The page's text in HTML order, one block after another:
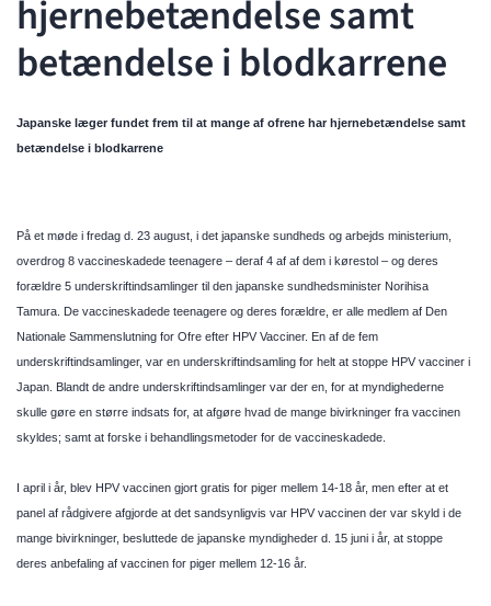
hjernebetændelse samt
betændelse i blodkarrene
Japanske læger fundet frem til at mange af ofrene har hjernebetændelse samt
betændelse i blodkarrene
På et møde i fredag d. 23 august, i det japanske sundheds og arbejds ministerium,
overdrog 8 vaccineskadede teenagere – deraf 4 af af dem i kørestol – og deres
forældre 5 underskriftindsamlinger til den japanske sundhedsminister Norihisa
Tamura. De vaccineskadede teenagere og deres forældre, er alle medlem af Den
Nationale Sammenslutning for Ofre efter HPV Vacciner. En af de fem
underskriftindsamlinger, var en underskriftindsamling for helt at stoppe HPV vacciner i
Japan. Blandt de andre underskriftindsamlinger var der en, for at myndighederne
skulle gøre en større indsats for, at afgøre hvad de mange bivirkninger fra vaccinen
skyldes; samt at forske i behandlingsmetoder for de vaccineskadede.
I april i år, blev HPV vaccinen gjort gratis for piger mellem 14-18 år, men efter at et
panel af rådgivere afgjorde at det sandsynligvis var HPV vaccinen der var skyld i de
mange bivirkninger, besluttede de japanske myndigheder d. 15 juni i år, at stoppe
deres anbefaling af vaccinen for piger mellem 12-16 år.